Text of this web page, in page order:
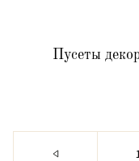
Пусеты